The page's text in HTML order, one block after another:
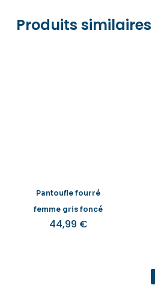
Produits similaires
Pantoufle fourré
femme gris foncé
44,99 €